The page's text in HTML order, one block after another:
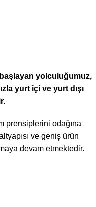
yolculuğumuz,
yurt içi ve yurt dışı
prensiplerini odağına
ve geniş ürün
devam etmektedir.